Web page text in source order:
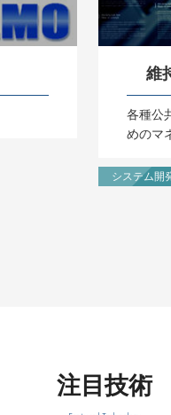
維
各種公
めのマ
システム開
注目技術